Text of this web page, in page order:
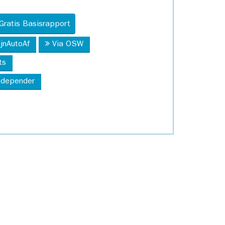
Basisrapport
Via OSW